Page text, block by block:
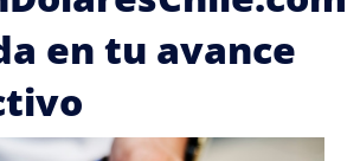
en tu avance